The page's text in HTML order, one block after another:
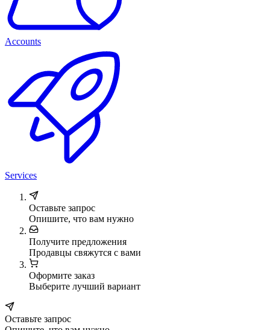
Accounts
Services
Оставьте запрос
Опишите, что вам нужно
Получите предложения
Продавцы свяжутся с вами
Оформите заказ
Выберите лучший вариант
Оставьте запрос